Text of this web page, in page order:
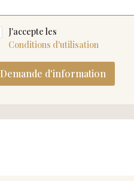
J'accepte les
Conditions d'utilisation
Demande d'information